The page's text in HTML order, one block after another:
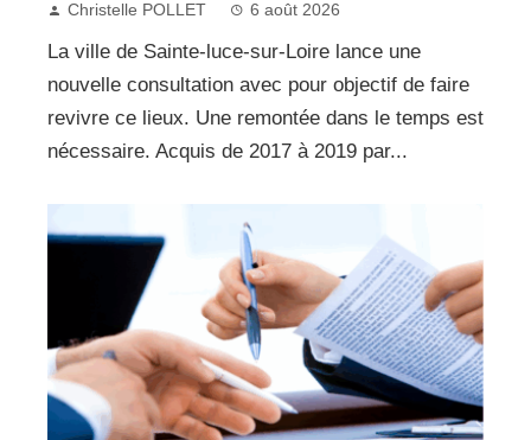
Christelle POLLET 6 août 2026
La ville de Sainte-luce-sur-Loire lance une
nouvelle consultation avec pour objectif de faire
revivre ce lieux. Une remontée dans le temps est
nécessaire. Acquis de 2017 à 2019 par...